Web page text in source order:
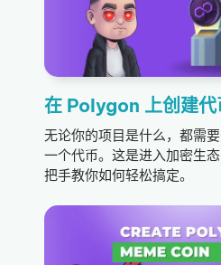
在 Polygon 上创建代
无论你的项目是什么，都需
一个代币。这是进入加密生
把手教你如何轻松搞定。